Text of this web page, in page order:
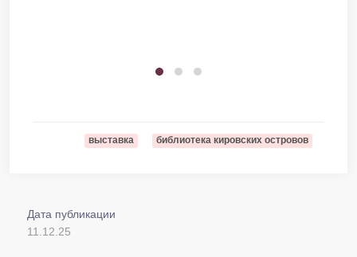
выставка библиотека кировских островов
Дата публикации
11.12.25